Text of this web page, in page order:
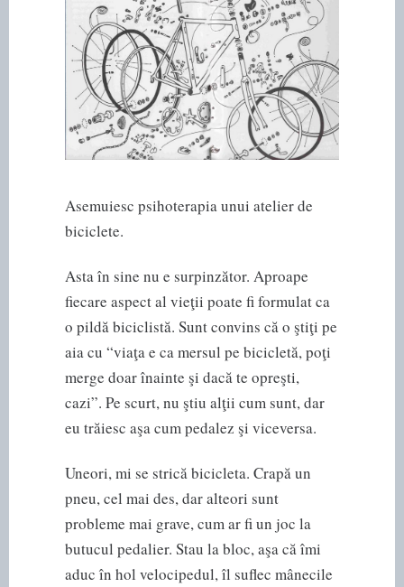
Asemuiesc psihoterapia unui atelier de
biciclete.
Asta în sine nu e surpinzător. Aproape
fiecare aspect al vieţii poate fi formulat ca
o pildă biciclistă. Sunt convins că o ştiţi pe
aia cu “viaţa e ca mersul pe bicicletă, poţi
merge doar înainte şi dacă te opreşti,
cazi”. Pe scurt, nu ştiu alţii cum sunt, dar
eu trăiesc aşa cum pedalez şi viceversa.
Uneori, mi se strică bicicleta. Crapă un
pneu, cel mai des, dar alteori sunt
probleme mai grave, cum ar fi un joc la
butucul pedalier. Stau la bloc, aşa că îmi
aduc în hol velocipedul, îl suflec mânecile